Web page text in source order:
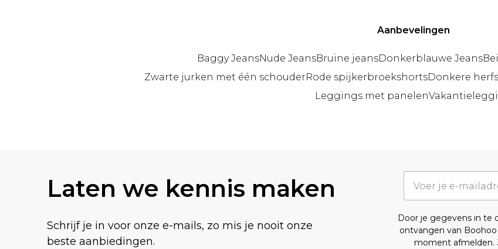
Aanbevelingen
Baggy JeansNude JeansBruine jeansDonkerblauwe Jeans
Zwarte jurken met één schouderRode spijkerbroekshortsDonkere
Leggings met panelen
Laten we kennis maken
Schrijf je in voor onze e-mails, zo mis je nooit onze
beste aanbiedingen.
Door je gegevens in te
ontvangen van
moment afmelden.